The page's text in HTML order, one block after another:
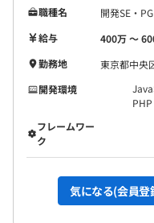
【納得感のある評価制
エンジニア一人ひとり
「累積経験値」「グレ
評価項目ごとに明確な
ある評価を受けられます
給与アップのために必
自身のスピードで計画
職種名
開発SE・PG
給与
400万 〜
勤務地
東京都中央
開発環境
PHP
フレームワー
ク
気になる(会員登